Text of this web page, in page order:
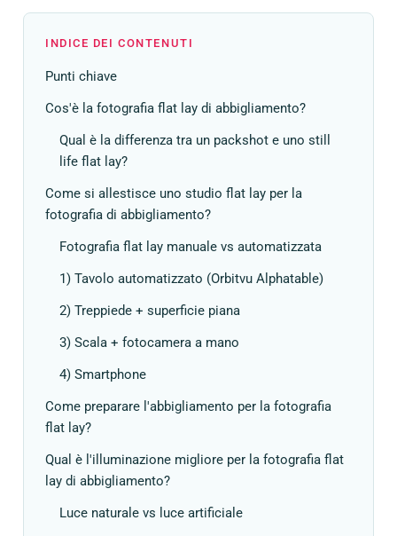
INDICE DEI CONTENUTI
Punti chiave
Cos'è la fotografia flat lay di abbigliamento?
Qual è la differenza tra un packshot e uno still
life flat lay?
Come si allestisce uno studio flat lay per la
fotografia di abbigliamento?
Fotografia flat lay manuale vs automatizzata
1) Tavolo automatizzato (Orbitvu Alphatable)
2) Treppiede + superficie piana
3) Scala + fotocamera a mano
4) Smartphone
Come preparare l'abbigliamento per la fotografia
flat lay?
Qual è l'illuminazione migliore per la fotografia flat
lay di abbigliamento?
Luce naturale vs luce artificiale